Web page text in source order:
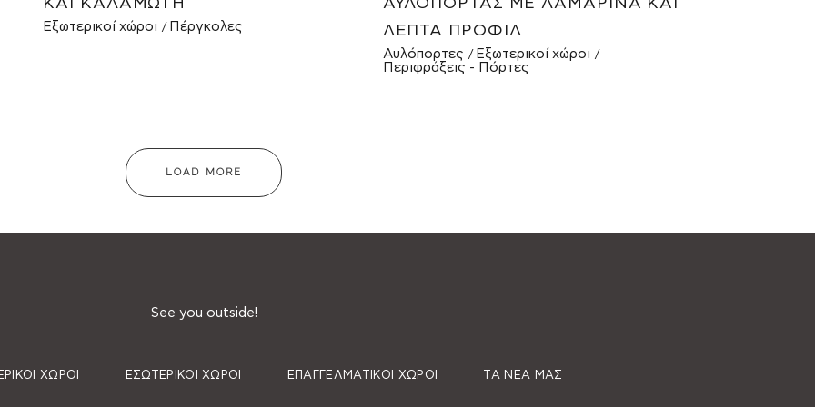
ΚΑΙ ΚΑΛΑΜΩΤΉ
Εξωτερικοί χώροι Πέργκολες
ΑΥΛΌΠΟΡΤΑΣ ΜΕ ΛΑΜΑΡΊΝΑ ΚΑΙ
ΛΕΠΤΆ ΠΡΟΦΊΛ
Αυλόπορτες
Εξωτερικοί χώροι
Περιφράξεις - Πόρτες
LOAD MORE
See you outside!
ΧΏΡΟΙ ΕΣΩΤΕΡΙΚΟΊ ΧΏΡΟΙ ΕΠΑΓΓΕΛΜΑΤΙΚΟΊ ΧΏΡΟΙ ΤΑ ΝΈΑ ΜΑΣ